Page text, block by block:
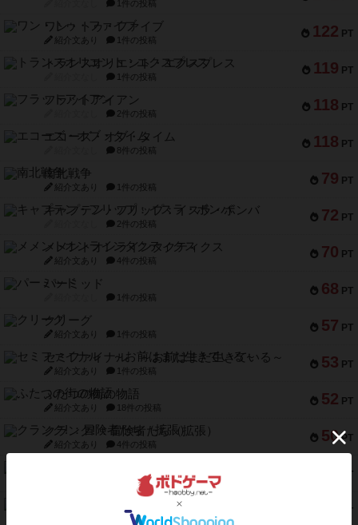
1件の投稿
122 PT
ワン・トゥ・ファイブ
紹介文あり 1件の投稿
119 PT
トランスオリエント・エクスプレス
1件の投稿
118 PT
フラットアイアン
2件の投稿
118 PT
エコーズ・オブ・タイム
8件の投稿
79 PT
南北戦争
紹介文あり 1件の投稿
72 PT
キャプテン・フリップ：イスラ・ボンバ
2件の投稿
70 PT
メメントオンラインタクティクス
紹介文あり 4件の投稿
68 PT
パーミッド
1件の投稿
57 PT
クリーグ
紹介文あり 1件の投稿
53 PT
セミファイナル ～お前はまだ生きている～
紹介文あり 1件の投稿
52 PT
ふたつの街の物語
紹介文あり 18件の投稿
50 PT
クランク! ：冒険者たち（拡張）
紹介文あり 4件の投稿
PT
1件の投稿
PT
スターマイン・ラミー ポケット
2件の投稿